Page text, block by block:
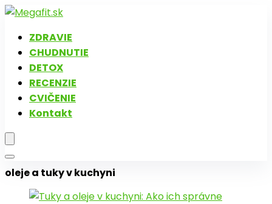
ZDRAVIE
CHUDNUTIE
DETOX
RECENZIE
CVIČENIE
Kontakt
oleje a tuky v kuchyni